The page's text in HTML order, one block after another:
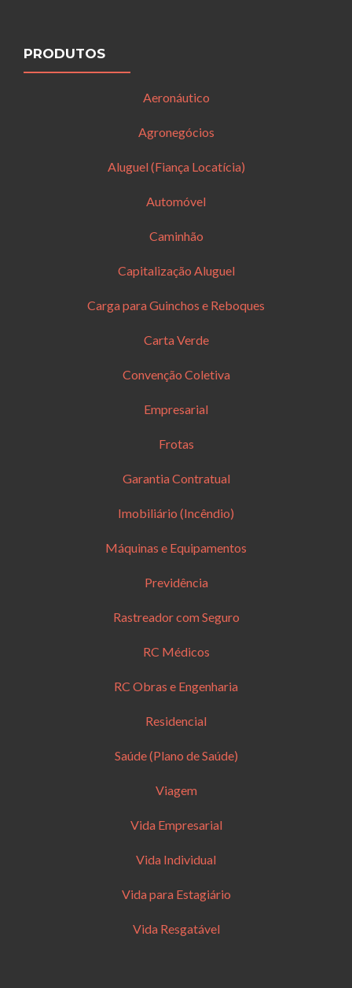
PRODUTOS
Aeronáutico
Agronegócios
Aluguel (Fiança Locatícia)
Automóvel
Caminhão
Capitalização Aluguel
Carga para Guinchos e Reboques
Carta Verde
Convenção Coletiva
Empresarial
Frotas
Garantia Contratual
Imobiliário (Incêndio)
Máquinas e Equipamentos
Previdência
Rastreador com Seguro
RC Médicos
RC Obras e Engenharia
Residencial
Saúde (Plano de Saúde)
Viagem
Vida Empresarial
Vida Individual
Vida para Estagiário
Vida Resgatável